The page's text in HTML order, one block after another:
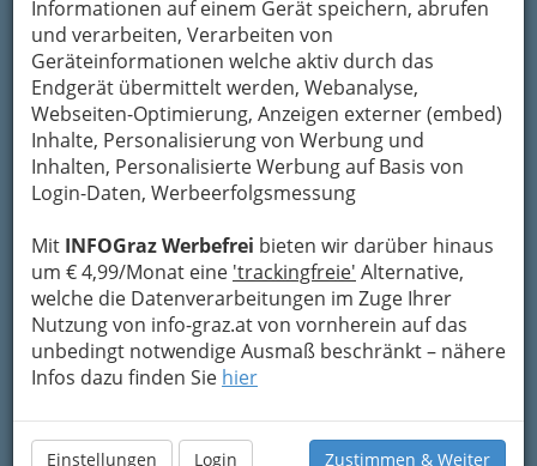
Informationen auf einem Gerät speichern, abrufen
und verarbeiten, Verarbeiten von
Geräteinformationen welche aktiv durch das
Endgerät übermittelt werden, Webanalyse,
Webseiten-Optimierung, Anzeigen externer (embed)
Inhalte, Personalisierung von Werbung und
Inhalten, Personalisierte Werbung auf Basis von
Login-Daten, Werbeerfolgsmessung
Mit INFOGraz Werbefrei bieten wir darüber hinaus
um € 4,99/Monat eine 'trackingfreie' Alternative,
welche die Datenverarbeitungen im Zuge Ihrer
Nutzung von info-graz.at von vornherein auf das
unbedingt notwendige Ausmaß beschränkt – nähere
Infos dazu finden Sie hier
Einstellungen Login Zustimmen & Weiter
Wien der zweitgrößte Universitätsstandort
Österreichs. Der Anteil der Studierenden in der
Bevölkerung ist hoch und umfasst etwa jeden
siebten Einwohner. ©WikipediA
Damit ist Graz sicher die Stadt mit den meisten
Studenten je Einwohner. Das merkt man ja auch,
am meisten, wenn Ferien sind. Tote Hose in den
Lokalen, aber der Verkehr ist flüssiger.
Bezirksauswahl
Alle Bezirke
USZ-Restaurant
Max-Mell-Allee 11, 8010 Graz
+43 316 321 474